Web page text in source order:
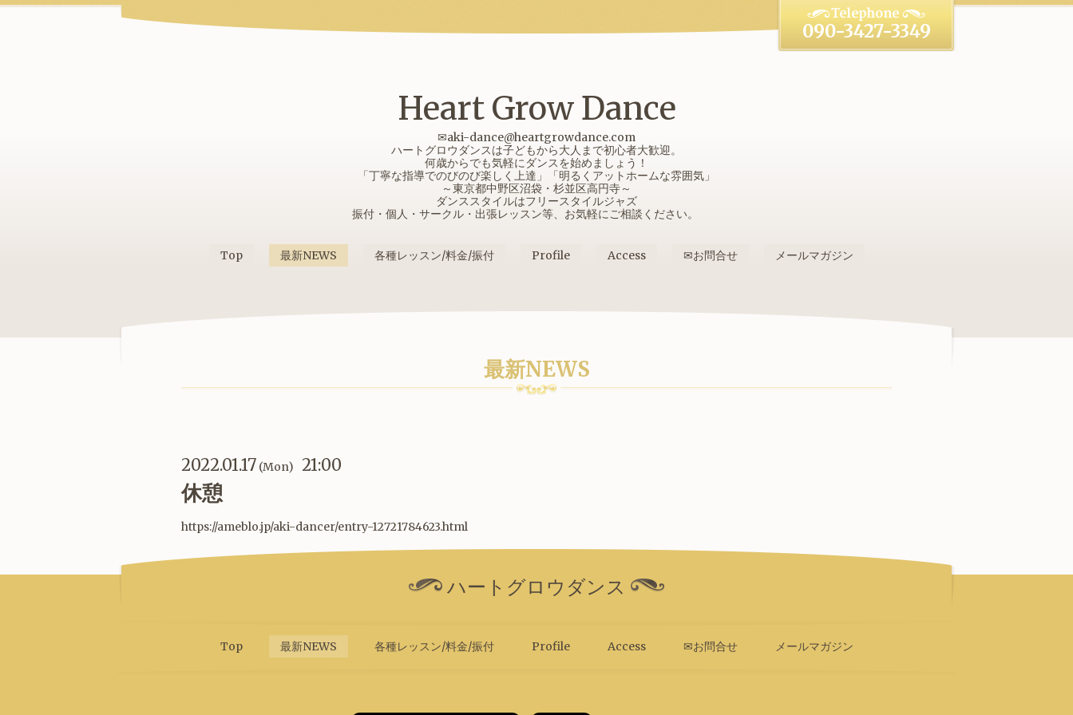
Heart Grow Dance
✉aki-dance@heartgrowdance.com
ハートグロウダンスは子どもから大人まで初心者大歓迎。
何歳からでも気軽にダンスを始めましょう！
「丁寧な指導でのびのび楽しく上達」「明るくアットホームな雰囲気」
～東京都中野区沼袋・杉並区高円寺～
ダンススタイルはフリースタイルジャズ
振付・個人・サークル・出張レッスン等、お気軽にご相談ください。
090-3427-3349
Top 最新NEWS 各種レッスン/料金/振付 Profile Access ✉お問合せ メールマガジン
最新NEWS
2022.01.17 (Mon) 21:00
休憩
https://ameblo.jp/aki-dancer/entry-12721784623.html
ハートグロウダンス
Top 最新NEWS 各種レッスン/料金/振付 Profile Access ✉お問合せ メールマガジン